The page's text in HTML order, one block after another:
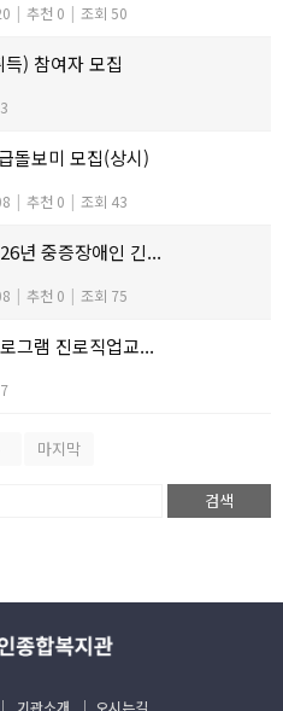
| 추천 0 | 조회 50
) 참여자 모집
돌보미 모집(상시)
| 추천 0 | 조회 43
년 중증장애인 긴...
| 추천 0 | 조회 75
그램 진로직업교...
마지막
검색
｜ 기관소개 ｜ 오시는길